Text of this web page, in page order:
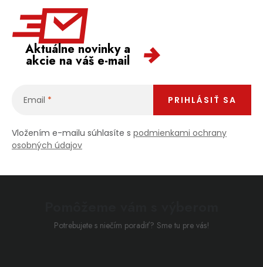
Aktuálne novinky a
akcie na váš e-mail
Email
Vložením e-mailu súhlasíte s podmienkami ochrany
osobných údajov
PRIHLÁSIŤ SA
Potrebujete s niečím poradiť? Sme tu pre vás!